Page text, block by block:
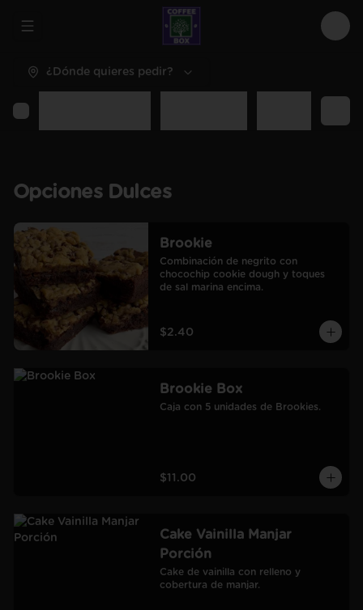
Abrir menu de navegación
¿Dónde quieres pedir?
Opciones Dulces
Brookie
Combinación de negrito con
chocochip cookie dough y toques
de sal marina encima.
$2.40
Brookie Box
Caja con 5 unidades de Brookies.
$11.00
Cake Vainilla Manjar
Porción
Cake de vainilla con relleno y
cobertura de manjar.